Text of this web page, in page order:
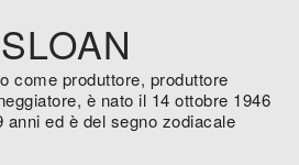
come produttore, produttore
è nato il 14 ottobre 1946
anni ed è del segno zodiacale